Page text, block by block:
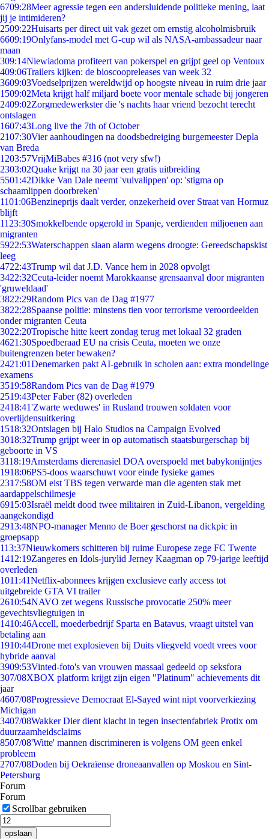
6709:28Meer agressie tegen een andersluidende politieke mening, laat
jij je intimideren?
2509:22Huisarts per direct uit vak gezet om ernstig alcoholmisbruik
6609:19Onlyfans-model met G-cup wil als NASA-ambassadeur naar
maan
309:14Niewiadoma profiteert van pokerspel en grijpt geel op Ventoux
409:06Trailers kijken: de bioscoopreleases van week 32
3609:03Voedselprijzen wereldwijd op hoogste niveau in ruim drie jaar
1509:02Meta krijgt half miljard boete voor mentale schade bij jongeren
2409:02Zorgmedewerkster die 's nachts haar vriend bezocht terecht
ontslagen
1607:43Long live the 7th of October
2107:30Vier aanhoudingen na doodsbedreiging burgemeester Depla
van Breda
1203:57VrijMiBabes #316 (not very sfw!)
2303:02Quake krijgt na 30 jaar een gratis uitbreiding
5501:42Dikke Van Dale neemt 'vulvalippen' op: 'stigma op
schaamlippen doorbreken'
1101:06Benzineprijs daalt verder, onzekerheid over Straat van Hormuz
blijft
11 23:30Smokkelbende opgerold in Spanje, verdienden miljoenen aan
migranten
5922:53Waterschappen slaan alarm wegens droogte: Gereedschapskist
leeg
4722:43Trump wil dat J.D. Vance hem in 2028 opvolgt
3422:32Ceuta-leider noemt Marokkaanse grensaanval door migranten
'gruweldaad'
3822:29Random Pics van de Dag #1977
3822:28Spaanse politie: minstens tien voor terrorisme veroordeelden
onder migranten Ceuta
3022:20Tropische hitte keert zondag terug met lokaal 32 graden
4621:30Spoedberaad EU na crisis Ceuta, moeten we onze
buitengrenzen beter bewaken?
2421:01Denemarken pakt AI-gebruik in scholen aan: extra mondelinge
examens
3519:58Random Pics van de Dag #1979
2519:43Peter Faber (82) overleden
2418:41'Zwarte weduwes' in Rusland trouwen soldaten voor
overlijdensuitkering
1518:32Ontslagen bij Halo Studios na Campaign Evolved
3018:32Trump grijpt weer in op automatisch staatsburgerschap bij
geboorte in VS
3118:19Amsterdams dierenasiel DOA overspoeld met babykonijntjes
1918:06PS5-doos waarschuwt voor einde fysieke games
2317:58OM eist TBS tegen verwarde man die agenten stak met
aardappelschilmesje
6915:03Israël meldt dood twee militairen in Zuid-Libanon, vergelding
aangekondigd
2913:48NPO-manager Menno de Boer geschorst na dickpic in
groepsapp
113:37Nieuwkomers schitteren bij ruime Europese zege FC Twente
1412:19Zangeres en Idols-jurylid Jerney Kaagman op 79-jarige leeftijd
overleden
1011:41Netflix-abonnees krijgen exclusieve early access tot
uitgebreide GTA VI trailer
2610:54NAVO zet wegens Russische provocatie 250% meer
gevechtsvliegtuigen in
1410:46Accell, moederbedrijf Sparta en Batavus, vraagt uitstel van
betaling aan
1910:44Drone met explosieven bij Duits vliegveld voedt vrees voor
hybride aanval
3909:53Vinted-foto's van vrouwen massaal gedeeld op seksfora
307/08XBOX platform krijgt zijn eigen "Platinum" achievements dit
jaar
4607/08Progressieve Democraat El-Sayed wint nipt voorverkiezing
Michigan
3407/08Wakker Dier dient klacht in tegen insectenfabriek Protix om
duurzaamheidsclaims
8507/08'Witte' mannen discrimineren is volgens OM geen enkel
probleem
2707/08Doden bij Oekraïense droneaanvallen op Moskou en Sint-
Petersburg
Forum
Forum
Scrollbar gebruiken
opslaan